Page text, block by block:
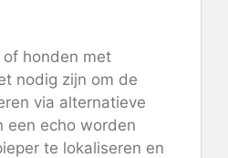
of honden met
nodig zijn om de
via alternatieve
een echo worden
te lokaliseren en